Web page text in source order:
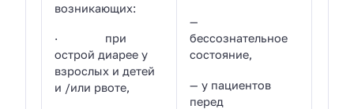
возникающих:
· при
острой диарее у
взрослых и детей
и /или рвоте,
—
бессознательное
состояние,
— у пациентов
перед